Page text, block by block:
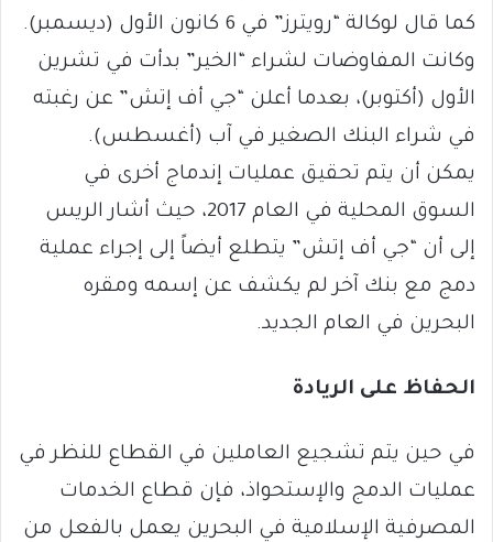
كما قال لوكالة “رويترز” في 6 كانون الأول (ديسمبر).
وكانت المفاوضات لشراء “الخير” بدأت في تشرين
الأول (أكتوبر)، بعدما أعلن “جي أف إتش” عن رغبته
في شراء البنك الصغير في آب (أغسطس).
يمكن أن يتم تحقيق عمليات إندماج أخرى في
السوق المحلية في العام 2017، حيث أشار الريس
إلى أن “جي أف إتش” يتطلع أيضاً إلى إجراء عملية
دمج مع بنك آخر لم يكشف عن إسمه ومقره
البحرين في العام الجديد.
الحفاظ على الريادة
في حين يتم تشجيع العاملين في القطاع للنظر في
عمليات الدمج والإستحواذ، فإن قطاع الخدمات
المصرفية الإسلامية في البحرين يعمل بالفعل من